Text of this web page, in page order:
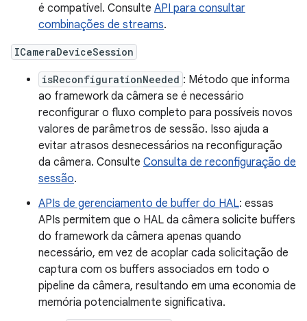
é compatível. Consulte API para consultar
combinações de streams.
ICameraDeviceSession
isReconfigurationNeeded : Método que informa
ao framework da câmera se é necessário
reconfigurar o fluxo completo para possíveis novos
valores de parâmetros de sessão. Isso ajuda a
evitar atrasos desnecessários na reconfiguração
da câmera. Consulte Consulta de reconfiguração de
sessão.
APIs de gerenciamento de buffer do HAL: essas
APIs permitem que o HAL da câmera solicite buffers
do framework da câmera apenas quando
necessário, em vez de acoplar cada solicitação de
captura com os buffers associados em todo o
pipeline da câmera, resultando em uma economia de
memória potencialmente significativa.